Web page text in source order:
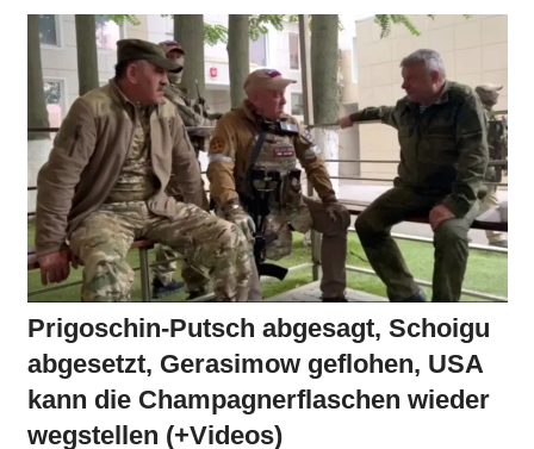
Prigoschin-Putsch abgesagt, Schoigu
abgesetzt, Gerasimow geflohen, USA
kann die Champagnerflaschen wieder
wegstellen (+Videos)